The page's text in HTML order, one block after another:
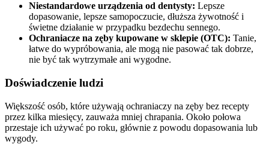
Niestandardowe urządzenia od dentysty: Lepsze
dopasowanie, lepsze samopoczucie, dłuższa żywotność i
świetne działanie w przypadku bezdechu sennego.
Ochraniacze na zęby kupowane w sklepie (OTC): Tanie,
łatwe do wypróbowania, ale mogą nie pasować tak dobrze,
nie być tak wytrzymałe ani wygodne.
Doświadczenie ludzi
Większość osób, które używają ochraniaczy na zęby bez recepty
przez kilka miesięcy, zauważa mniej chrapania. Około połowa
przestaje ich używać po roku, głównie z powodu dopasowania lub
wygody.